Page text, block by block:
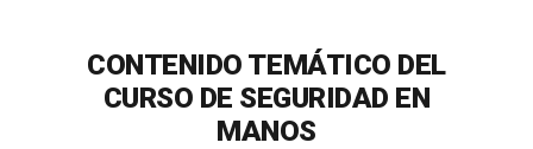
CONTENIDO TEMÁTICO DEL
CURSO DE SEGURIDAD EN
MANOS